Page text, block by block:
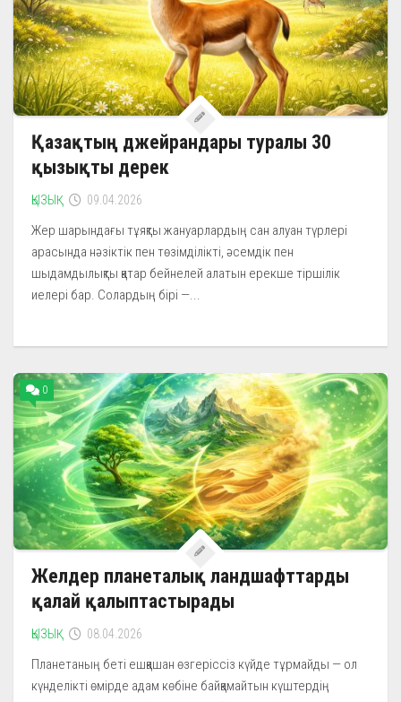
Қазақтың джейрандары туралы 30
қызықты дерек
ҚЫЗЫҚ 09.04.2026
Жер шарындағы тұяқты жануарлардың сан алуан түрлері
арасында нәзіктік пен төзімділікті, әсемдік пен
шыдамдылықты қатар бейнелей алатын ерекше тіршілік
иелері бар. Солардың бірі —...
0
Желдер планеталық ландшафттарды
қалай қалыптастырады
ҚЫЗЫҚ 08.04.2026
Планетаның беті ешқашан өзгеріссіз күйде тұрмайды — ол
күнделікті өмірде адам көбіне байқамайтын күштердің